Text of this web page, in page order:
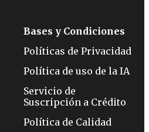
Bases y Condiciones
Políticas de Privacidad
Política de uso de la IA
Servicio de
Suscripción a Crédito
Política de Calidad